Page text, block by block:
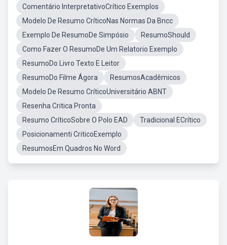
Comentário InterpretativoCrítico Exemplos
Modelo De Resumo CríticoNas Normas Da Bncc
Exemplo De ResumoDe Simpósio
ResumoShould
Como Fazer O ResumoDe Um Relatorio Exemplo
ResumoDo Livro Texto E Leitor
ResumoDo Filme Ágora
ResumosAcadêmicos
Modelo De Resumo CríticoUniversitário ABNT
Resenha Critica Pronta
Resumo CríticoSobre O Polo EAD
Tradicional ECrítico
Posicionamenti CriticoExemplo
ResumosEm Quadros No Word